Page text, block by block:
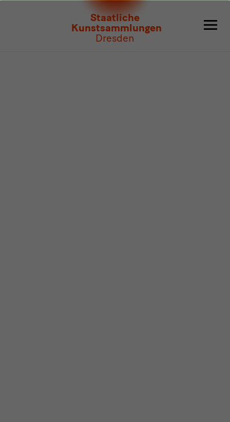
Staatliche
Kunstsammlungen
Dresden